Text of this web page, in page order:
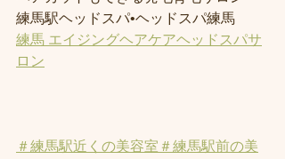
練馬駅ヘッドスパ•ヘッドスパ練馬
練馬 エイジングヘアケアヘッドスパサ
ロン
＃練馬駅近くの美容室 ＃練馬駅前の美